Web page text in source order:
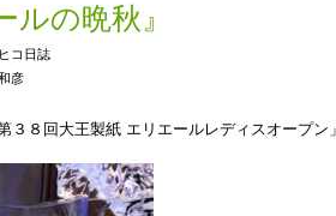
ルの晩秋』
コ日誌
彦
３８回大王製紙 エリエールレディスオープン